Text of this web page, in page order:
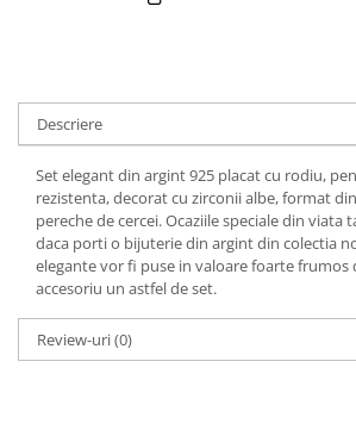
Descriere
Set elegant din argint 925 placat cu rodiu,
rezistenta, decorat cu zirconii albe, format
pereche de cercei. Ocaziile speciale din viata
daca porti o bijuterie din argint din colectia
elegante vor fi puse in valoare foarte frumos
accesoriu un astfel de set.
Review-uri(0)